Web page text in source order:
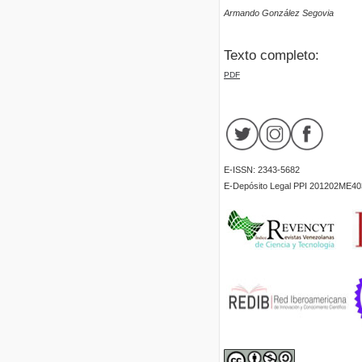
Armando González Segovia
Texto completo:
PDF
E-ISSN: 2343-5682
E-Depósito Legal PPI